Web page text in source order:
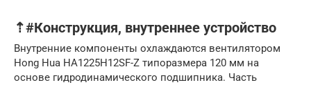
⇡#Конструкция, внутреннее устройство
Внутренние компоненты охлаждаются вентилятором
Hong Hua HA1225H12SF-Z типоразмера 120 мм на
основе гидродинамического подшипника. Часть